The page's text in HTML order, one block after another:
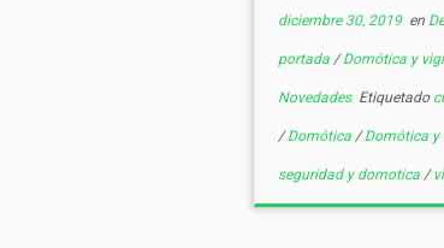
diciembre 30, 2019en
portada/Domótica y
Novedades Etiquetado
/Domótica/Domótica
seguridad y domotica/